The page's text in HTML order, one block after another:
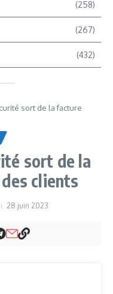
(258)
(267)
(432)
sort de la facture
sort de la
clients
28 juin 2023